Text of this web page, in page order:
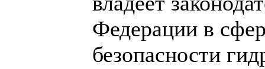
Федерации в
безопасности